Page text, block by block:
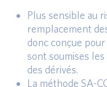
Plus sensible au
remplacement
donc conçue
sont soumises
des dérivés.
La méthode SA-